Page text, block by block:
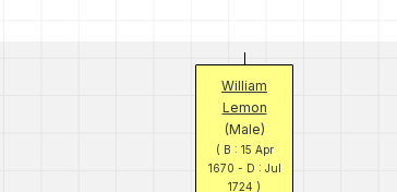
William
Lemon
(Male)
( B : 15 Apr
1670 - D : Jul
1724 )